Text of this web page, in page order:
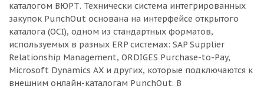
каталогом ВЮРТ. Технически система интегрированных
закупок PunchOut основана на интерфейсе открытого
каталога (OCI), одном из стандартных форматов,
используемых в разных ERP системах: SAP Supplier
Relationship Management, ORDIGES Purchase-to-Pay,
Microsoft Dynamics AX и других, которые подключаются к
внешним онлайн-каталогам PunchOut. В